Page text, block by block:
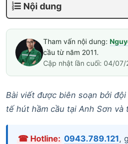
Nội dung
Tham vấn nội dung:
cầu từ năm 2011.
Cập nhật lần cuối: 04/07/
Bài viết được biên soạn bởi
tế hút hầm cầu tại Anh Sơn và
☎ Hotline: 0943.789.121,